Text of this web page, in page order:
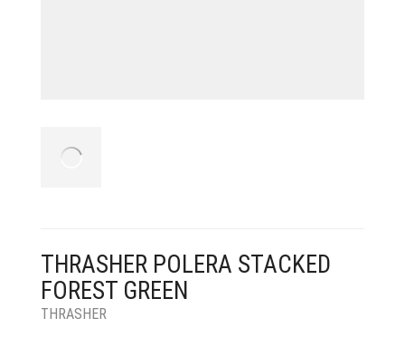
THRASHER POLERA STACKED
FOREST GREEN
THRASHER